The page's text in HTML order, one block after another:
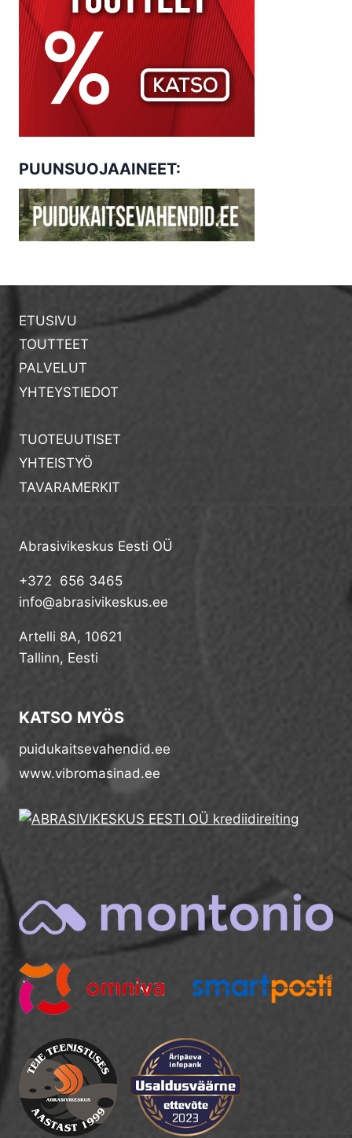
PUUNSUOJAAINEET:
ETUSIVU
TOUTTEET
PALVELUT
YHTEYSTIEDOT
TUOTEUUTISET
YHTEISTYÖ
TAVARAMERKIT
Abrasivikeskus Eesti OÜ
+372 656 3465
info@abrasivikeskus.ee
Artelli 8A, 10621
Tallinn, Eesti
KATSO MYÖS
puidukaitsevahendid.ee
www.vibromasinad.ee